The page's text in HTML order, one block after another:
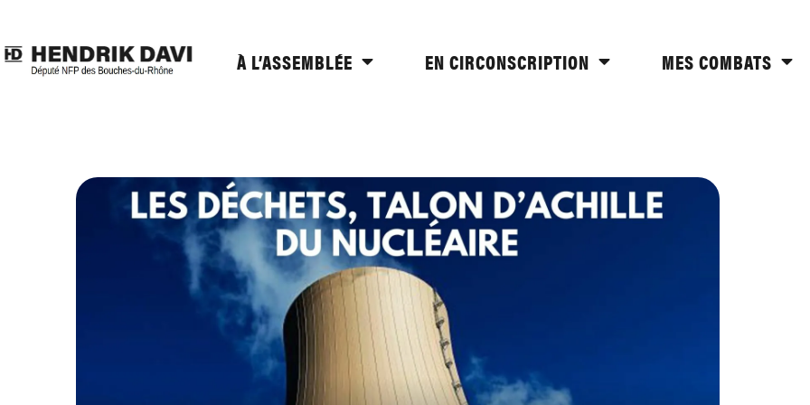
À L’ASSEMBLÉE EN CIRCONSCRIPTION MES COMBATS